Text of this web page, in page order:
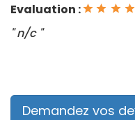
Evaluation :
" n/c "
Demandez vos